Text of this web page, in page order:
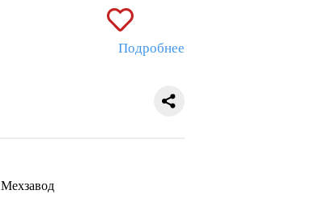
Подробнее
Мехзавод